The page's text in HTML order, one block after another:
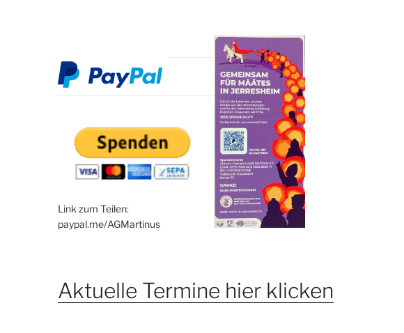
Link zum Teilen:
paypal.me/AGMartinus
Aktuelle Termine hier klicken